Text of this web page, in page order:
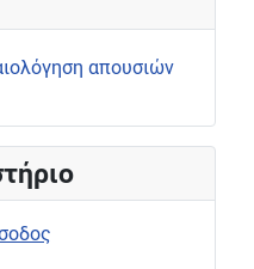
απουσιών